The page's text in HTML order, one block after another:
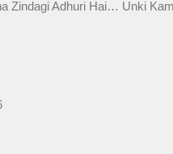
Zindagi Adhuri Hai… Unki